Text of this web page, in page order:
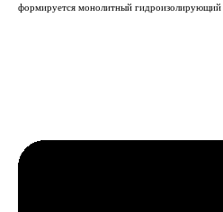
формируется монолитный гидроизолирующий